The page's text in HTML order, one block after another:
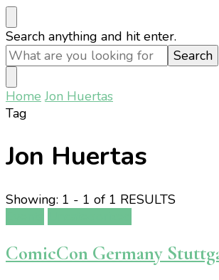
Looking
for
Something?
Search anything and hit enter.
Home Jon Huertas
Tag
Jon Huertas
Showing: 1 - 1 of 1 RESULTS
ComicCon Germany